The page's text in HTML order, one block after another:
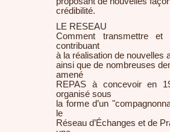
crédibilité.
LE RESEAU
Comment transmettre et
contribuant
à la réalisation de nouvelles
ainsi que de nombreuses
amené
REPAS à concevoir en
organisé sous
la forme d’un
le
Réseau d’Échanges et de